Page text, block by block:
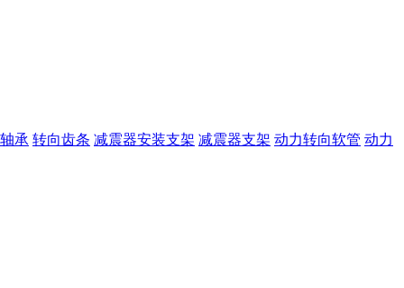
轴承 转向齿条 减震器安装支架 减震器支架 动力转向软管 动力